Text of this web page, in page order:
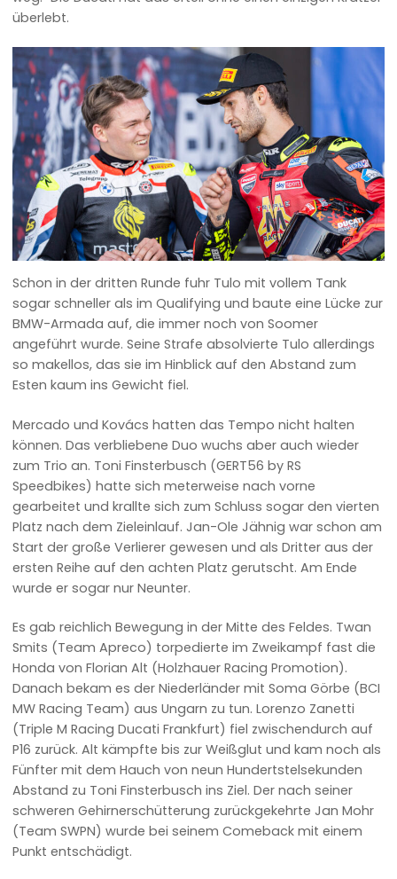
überlebt.
Schon in der dritten Runde fuhr Tulo mit vollem Tank
sogar schneller als im Qualifying und baute eine Lücke zur
BMW-Armada auf, die immer noch von Soomer
angeführt wurde. Seine Strafe absolvierte Tulo allerdings
so makellos, das sie im Hinblick auf den Abstand zum
Esten kaum ins Gewicht fiel.
Mercado und Kovács hatten das Tempo nicht halten
können. Das verbliebene Duo wuchs aber auch wieder
zum Trio an. Toni Finsterbusch (GERT56 by RS
Speedbikes) hatte sich meterweise nach vorne
gearbeitet und krallte sich zum Schluss sogar den vierten
Platz nach dem Zieleinlauf. Jan-Ole Jähnig war schon am
Start der große Verlierer gewesen und als Dritter aus der
ersten Reihe auf den achten Platz gerutscht. Am Ende
wurde er sogar nur Neunter.
Es gab reichlich Bewegung in der Mitte des Feldes. Twan
Smits (Team Apreco) torpedierte im Zweikampf fast die
Honda von Florian Alt (Holzhauer Racing Promotion).
Danach bekam es der Niederländer mit Soma Görbe (BCI
MW Racing Team) aus Ungarn zu tun. Lorenzo Zanetti
(Triple M Racing Ducati Frankfurt) fiel zwischendurch auf
P16 zurück. Alt kämpfte bis zur Weißglut und kam noch als
Fünfter mit dem Hauch von neun Hundertstelsekunden
Abstand zu Toni Finsterbusch ins Ziel. Der nach seiner
schweren Gehirnerschütterung zurückgekehrte Jan Mohr
(Team SWPN) wurde bei seinem Comeback mit einem
Punkt entschädigt.